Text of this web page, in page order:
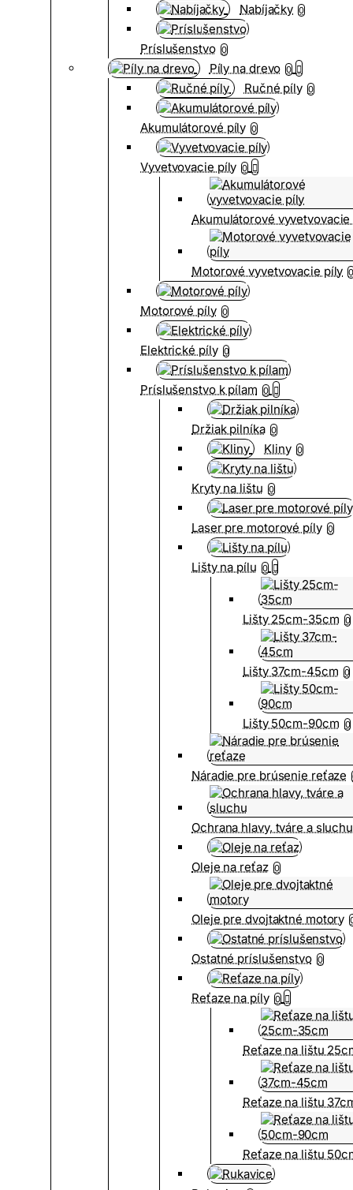
Nabíjačky 0
Príslušenstvo 0
Píly na drevo 0
Ručné píly 0
Akumulátorové píly 0
Vyvetvovacie píly 0
Akumulátorové
Motorové vyvetvovacie píly
Motorové píly 0
Elektrické píly 0
Príslušenstvo k pílam 0
Držiak pilníka 0
Kliny 0
Kryty na lištu 0
Laser pre motorové píly 0
Lišty na pílu 0
Lišty 25cm-35cm 0
Lišty 37cm-45cm 0
Lišty 50cm-90cm 0
Náradie pre brúsenie reťaze
Ochrana hlavy, tváre a sluchu
Oleje na reťaz 0
Oleje pre dvojtaktné motory
Ostatné príslušenstvo 0
Reťaze na píly 0
Reťaze na lištu
Reťaze na lištu
Reťaze na lištu